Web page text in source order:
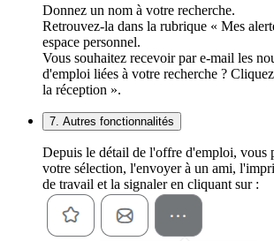
Donnez un nom à votre recherche.
Retrouvez-la dans la rubrique « Mes
espace personnel.
Vous souhaitez recevoir par e-mail les
d'emploi liées à votre recherche ?
la réception ».
7. Autres fonctionnalités
Depuis le détail de l'offre d'emploi, vous
votre sélection, l'envoyer à un ami,
de travail et la signaler en cliquant sur :